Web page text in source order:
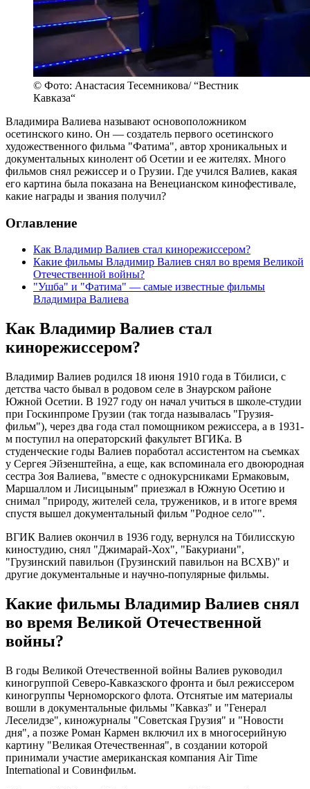
© Фото: Анастасия Тесемникова/ “Вестник
Кавказа“
Владимира Валиева называют основоположником
осетинского кино. Он — создатель первого осетинского
художественного фильма "Фатима", автор хроникальных и
документальных кинолент об Осетии и ее жителях. Много
фильмов снял режиссер и о Грузии. Где учился Валиев, какая
его картина была показана на Венецианском кинофестивале,
какие награды и звания получил?
Оглавление
Как Владимир Валиев стал кинорежиссером?
Какие фильмы Владимир Валиев снял во время Великой
Отечественной войны?
"Ушба" и "Фатима" — самые известные фильмы
Владимира Валиева
Как Владимир Валиев стал
кинорежиссером?
Владимир Валиев родился 18 июня 1910 года в Тбилиси, с
детства часто бывал в родовом селе в Знаурском районе
Южной Осетии. В 1927 году он начал учиться в школе-студии
при Госкинпроме Грузии (так тогда называлась "Грузия-
фильм"), через два года стал помощником режиссера, а в 1931-
м поступил на операторский факультет ВГИКа. В
студенческие годы Валиев поработал ассистентом на съемках
у Сергея Эйзенштейна, а еще, как вспоминала его двоюродная
сестра Зоя Валиева, "вместе с однокурсниками Ермаковым,
Маршаллом и Лисицыным" приезжал в Южную Осетию и
снимал "природу, жителей села, тружеников, и в итоге время
спустя вышел документальный фильм "Родное село"".
ВГИК Валиев окончил в 1936 году, вернулся на Тбилисскую
киностудию, снял "Джимарай-Хох", "Бакуриани",
"Грузинский павильон (Грузинский павильон на ВСХВ)" и
другие документальные и научно-популярные фильмы.
Какие фильмы Владимир Валиев снял
во время Великой Отечественной
войны?
В годы Великой Отечественной войны Валиев руководил
киногруппой Северо-Кавказского фронта и был режиссером
киногруппы Черноморского флота. Отснятые им материалы
вошли в документальные фильмы "Кавказ" и "Генерал
Леселидзе", киножурналы "Советская Грузия" и "Новости
дня", а позже Роман Кармен включил их в многосерийную
картину "Великая Отечественная", в создании которой
принимали участие американская компания Air Time
International и Совинфильм.